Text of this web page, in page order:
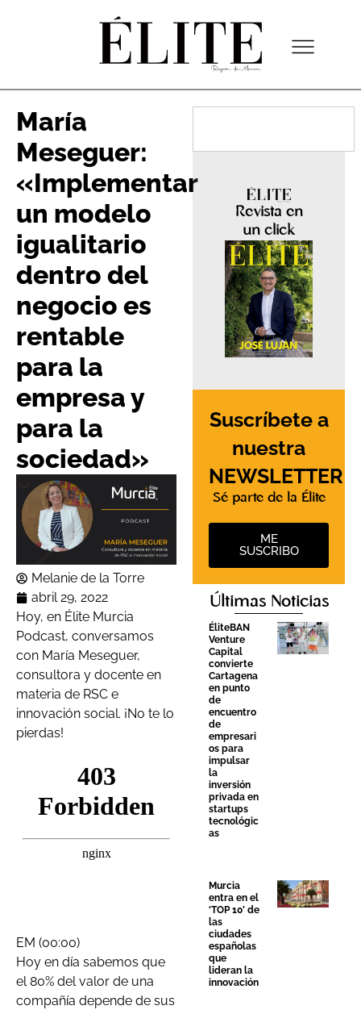
María
Meseguer:
«Implementar
un modelo
igualitario
dentro del
negocio es
rentable
para la
empresa y
para la
sociedad»
Melanie de la Torre
abril 29, 2022
Hoy, en Élite Murcia
Podcast, conversamos
con María Meseguer,
consultora y docente en
materia de RSC e
innovación social. ¡No te lo
pierdas!
EM (00:00)
Hoy en día sabemos que
el 80% del valor de una
compañía depende de sus
Revista en
un click
Suscríbete a
nuestra
NEWSLETTER
Sé parte de la Élite
ME
SUSCRIBO
Últimas Noticias
ÉliteBAN
Venture
Capital
convierte
Cartagena
en punto
de
encuentro
de
empresari
os para
impulsar
la
inversión
privada en
startups
tecnológic
as
Murcia
entra en el
‘TOP 10’ de
las
ciudades
españolas
que
lideran la
innovación